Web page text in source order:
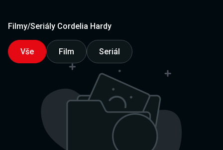
Filmy/Seriály Cordelia Hardy
Vše Film Seriál